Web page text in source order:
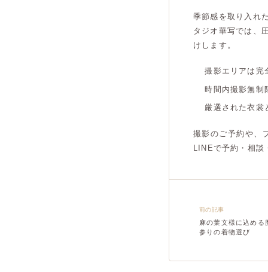
季節感を取り入れ
タジオ華写では、
けします。
撮影エリアは完
時間内撮影無制
厳選された衣裳
撮影のご予約や、
LINEで予約・相談
前の記事
麻の葉文様に込める
参りの着物選び